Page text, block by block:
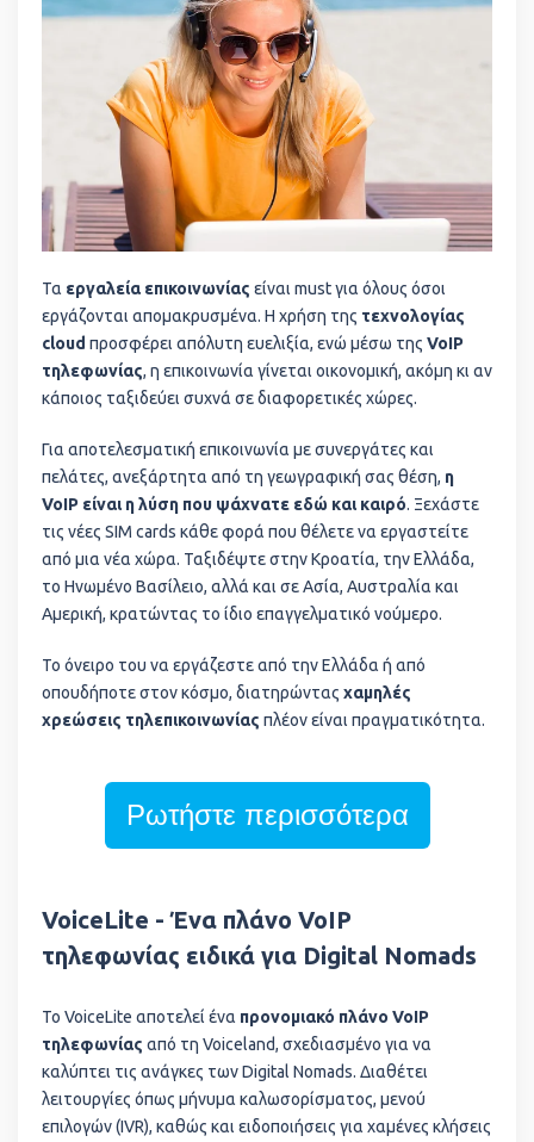
Τα εργαλεία επικοινωνίας είναι must για όλους όσοι
εργάζονται απομακρυσμένα. Η χρήση της τεχνολογίας
cloud προσφέρει απόλυτη ευελιξία, ενώ μέσω της VoIP
τηλεφωνίας, η επικοινωνία γίνεται οικονομική, ακόμη κι αν
κάποιος ταξιδεύει συχνά σε διαφορετικές χώρες.
Για αποτελεσματική επικοινωνία με συνεργάτες και
πελάτες, ανεξάρτητα από τη γεωγραφική σας θέση, η
VoIP είναι η λύση που ψάχνατε εδώ και καιρό. Ξεχάστε
τις νέες SIM cards κάθε φορά που θέλετε να εργαστείτε
από μια νέα χώρα. Ταξιδέψτε στην Κροατία, την Ελλάδα,
το Ηνωμένο Βασίλειο, αλλά και σε Ασία, Αυστραλία και
Αμερική, κρατώντας το ίδιο επαγγελματικό νούμερο.
Το όνειρο του να εργάζεστε από την Ελλάδα ή από
οπουδήποτε στον κόσμο, διατηρώντας χαμηλές
χρεώσεις τηλεπικοινωνίας πλέον είναι πραγματικότητα.
Ρωτήστε περισσότερα
VoiceLite - Ένα πλάνο VoIP
τηλεφωνίας ειδικά για Digital Nomads
Το VoiceLite αποτελεί ένα προνομιακό πλάνο VoIP
τηλεφωνίας από τη Voiceland, σχεδιασμένο για να
καλύπτει τις ανάγκες των Digital Nomads. Διαθέτει
λειτουργίες όπως μήνυμα καλωσορίσματος, μενού
επιλογών (IVR), καθώς και ειδοποιήσεις για χαμένες κλήσεις